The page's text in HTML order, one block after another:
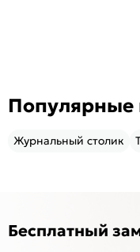
Популярные
Журнальный столик
Бесплатный